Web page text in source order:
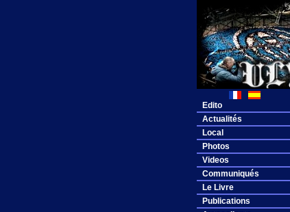
Edito
Actualités
Local
Photos
Videos
Communiqués
Le Livre
Publications